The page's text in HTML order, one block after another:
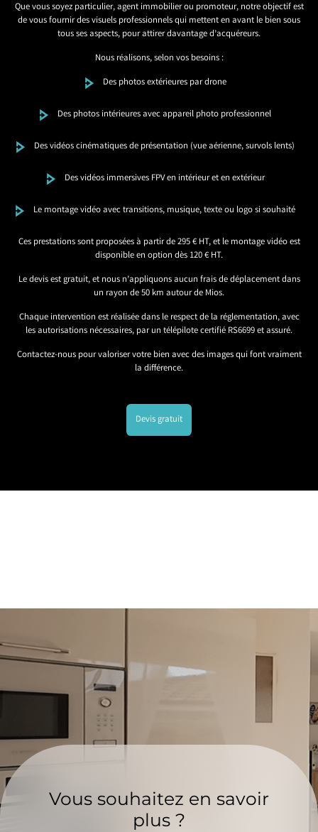
Que vous soyez particulier, agent immobilier ou promoteur, notre objectif est
de vous fournir des visuels professionnels qui mettent en avant le bien sous
tous ses aspects, pour attirer davantage d’acquéreurs.
Nous réalisons, selon vos besoins :
Des photos extérieures par drone
Des photos intérieures avec appareil photo professionnel
Des vidéos cinématiques de présentation (vue aérienne, survols lents)
Des vidéos immersives FPV en intérieur et en extérieur
Le montage vidéo avec transitions, musique, texte ou logo si souhaité
Ces prestations sont proposées à partir de 295 € HT, et le montage vidéo est
disponible en option dès 120 € HT.
Le devis est gratuit, et nous n’appliquons aucun frais de déplacement dans
un rayon de 50 km autour de Mios.
Chaque intervention est réalisée dans le respect de la réglementation, avec
les autorisations nécessaires, par un télépilote certifié RS6699 et assuré.
Contactez-nous pour valoriser votre bien avec des images qui font vraiment
la différence.
Devis gratuit
Vous souhaitez en savoir
plus ?